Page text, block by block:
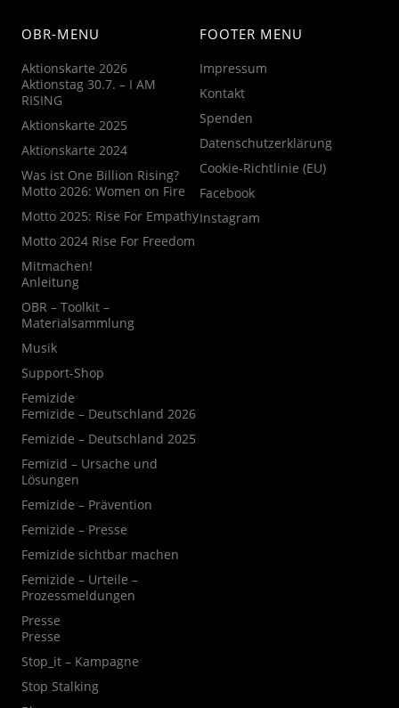
OBR-MENU
Aktionskarte 2026
Aktionstag 30.7. – I AM
RISING
Aktionskarte 2025
Aktionskarte 2024
Was ist One Billion Rising?
Motto 2026: Women on Fire
Motto 2025: Rise For Empathy
Motto 2024 Rise For Freedom
Mitmachen!
Anleitung
OBR – Toolkit –
Materialsammlung
Musik
Support-Shop
Femizide
Femizide – Deutschland 2026
Femizide – Deutschland 2025
Femizid – Ursache und
Lösungen
Femizide – Prävention
Femizide – Presse
Femizide sichtbar machen
Femizide – Urteile –
Prozessmeldungen
Presse
Presse
Stop_it – Kampagne
Stop Stalking
FOOTER MENU
Impressum
Kontakt
Spenden
Datenschutzerklärung
Cookie-Richtlinie (EU)
Facebook
Instagram